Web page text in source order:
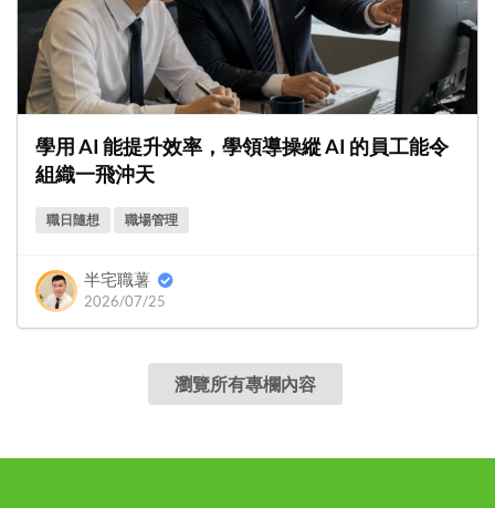
學用 AI 能提升效率，學領導操縱 AI 的員工能令
組織一飛沖天
職日隨想 職場管理
半宅職薯
2026/07/25
瀏覽所有專欄內容